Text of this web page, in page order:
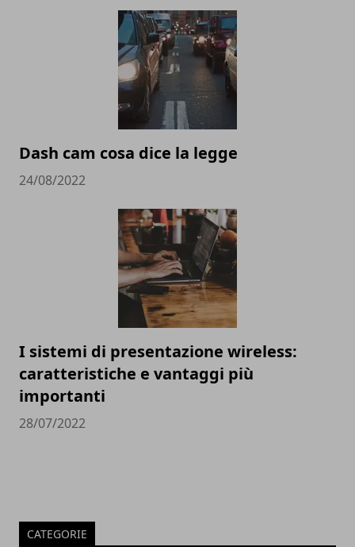
Dash cam cosa dice la legge
24/08/2022
I sistemi di presentazione wireless:
caratteristiche e vantaggi più
importanti
28/07/2022
CATEGORIE